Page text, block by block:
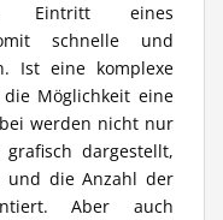
Eintritt eines
schnelle und
Ist eine komplexe
Möglichkeit eine
werden nicht nur
dargestellt,
und die Anzahl der
Aber auch